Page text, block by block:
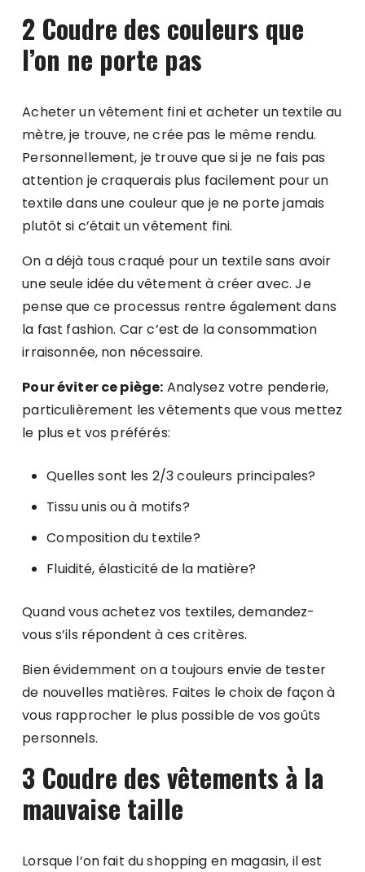
2 Coudre des couleurs que
l’on ne porte pas
Acheter un vêtement fini et acheter un textile au
mètre, je trouve, ne crée pas le même rendu.
Personnellement, je trouve que si je ne fais pas
attention je craquerais plus facilement pour un
textile dans une couleur que je ne porte jamais
plutôt si c’était un vêtement fini.
On a déjà tous craqué pour un textile sans avoir
une seule idée du vêtement à créer avec. Je
pense que ce processus rentre également dans
la fast fashion. Car c’est de la consommation
irraisonnée, non nécessaire.
Pour éviter ce piège: Analysez votre penderie,
particulièrement les vêtements que vous mettez
le plus et vos préférés:
Quelles sont les 2/3 couleurs principales?
Tissu unis ou à motifs?
Composition du textile?
Fluidité, élasticité de la matière?
Quand vous achetez vos textiles, demandez-
vous s’ils répondent à ces critères.
Bien évidemment on a toujours envie de tester
de nouvelles matières. Faites le choix de façon à
vous rapprocher le plus possible de vos goûts
personnels.
3 Coudre des vêtements à la
mauvaise taille
Lorsque l’on fait du shopping en magasin, il est